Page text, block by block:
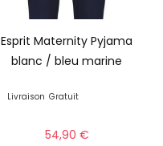
Esprit Maternity Pyjama
blanc / bleu marine
Livraison Gratuit
54,90 €